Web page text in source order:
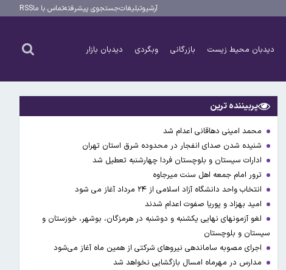
آرشیوتبلیغاتجستجوی پیشرفتهتماس با ماRSS
دیدبان محیط زیست بازرگانی وبگردی دیدبان بازار
پربیننده ترین
محمد امینی دهاقانی اعدام شد
شنیده شدن صدای انفجار در محدوده شرق استان تهران
ادارات سیستان و بلوچستان فردا چهارشنبه تعطیل شد
ترور امام جمعه اهل سنت میرجاوه
انتخاب واحد دانشگاه آزاد اسلامی از ۲۴ مرداد آغاز می شود
امید بهزاد و پوریا صفوت اعدام شدند
لغو آزمونهای نهایی یکشنبه و دوشنبه در هرمزگان، بوشهر، خوزستان و
سیستان و بلوچستان
اجرای مصوبه ساماندهی نیرو‌های شرکتی از همین ماه آغاز می‌شود
مدارس در مهرماه امسال بازگشایی نخواهد شد